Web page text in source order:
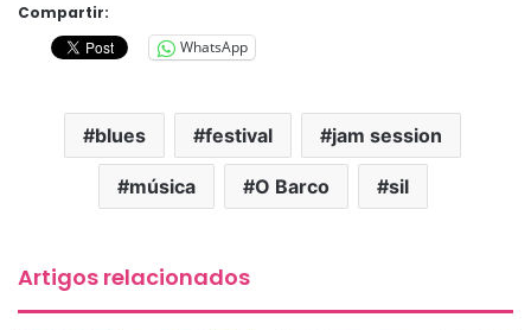
Compartir:
WhatsApp
blues festival jam session
música O Barco sil
Artigos relacionados